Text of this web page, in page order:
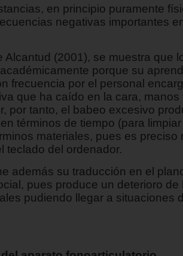
en principio puramente
negativas importantes
(2001), se muestra que
porque su
frecuencia por el personal
que ha caído en la cara,
por tanto, el babeo excesivo
términos de tiempo (para
materiales, pues es preciso
teclado del ordenador.
además su traducción en el
pues produce un deterioro de
pudiendo llegar a situaciones